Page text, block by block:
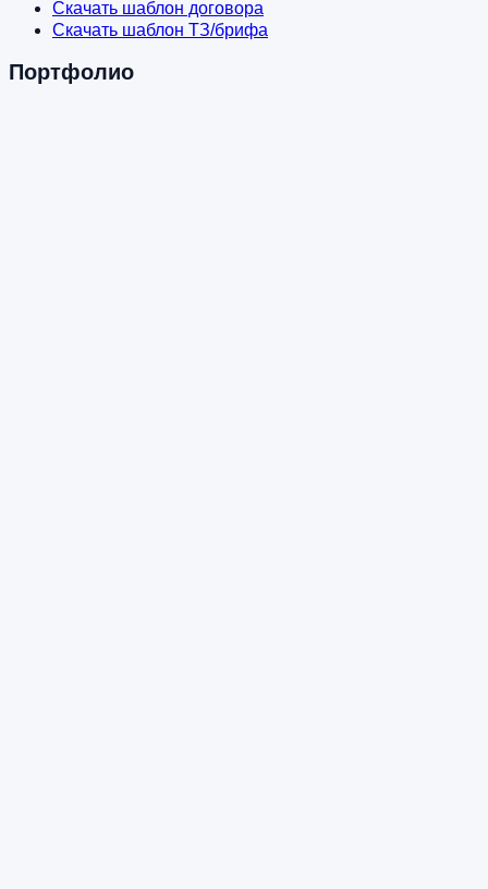
Скачать шаблон договора
Скачать шаблон ТЗ/брифа
Портфолио